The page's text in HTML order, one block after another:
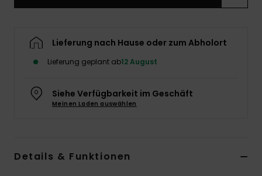
Lieferung nach Hause oder zum Abholort
Lieferung geplant ab12 August
Siehe Verfügbarkeit im Geschäft
Meinen Laden auswählen
Details & Funktionen